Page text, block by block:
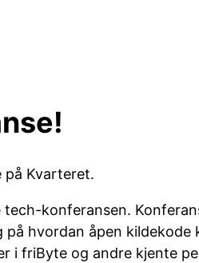
på Kvarteret.
konferansen.
hvordan åpen kildekode
i friByte og andre kjente